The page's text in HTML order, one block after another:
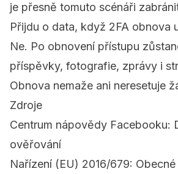
je přesně tomuto scénáři
Přijdu o data, když 2FA obnova
Ne. Po obnovení přístupu
příspěvky, fotografie, zprávy i
Obnova nemaže ani neresetuje
Zdroje
Centrum nápovědy Facebooku:
ověřování
Nařízení (EU) 2016/679: